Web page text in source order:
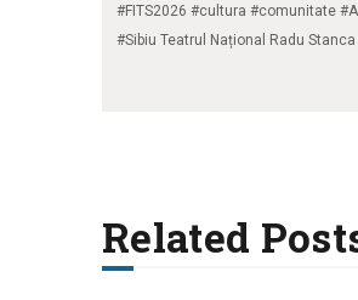
#FITS2026 #cultura #comunitate
#Sibiu Teatrul Național Radu Stanca
Related